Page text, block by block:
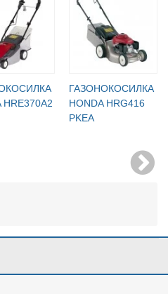
HRE370A2
ГАЗОНОКОСИЛКА
HONDA HRG416
PKEA